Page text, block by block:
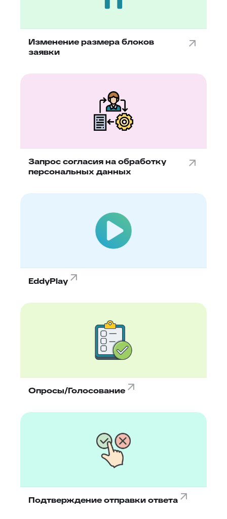
Изменение размера блоков
заявки
Запрос согласия на обработку
персональных данных
EddyPlay
Опросы/Голосование
Подтверждение отправки ответа